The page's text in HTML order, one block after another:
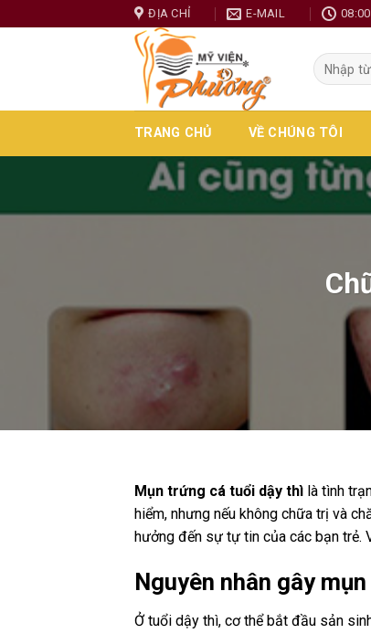
ĐỊA CHỈ E-MAIL
TRANG CHỦ VỀ CHÚNG TÔI
Mụn trứng cá tuổi dậy thì là tình
hiểm, nhưng nếu không chữa trị và
hưởng đến sự tự tin của các bạn trẻ.
Nguyên nhân gây
Ở tuổi dậy thì, cơ thể bắt đầu sản